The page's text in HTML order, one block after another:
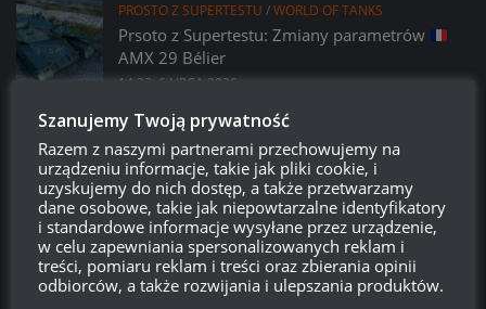
PROSTO Z SUPERTESTU /WORLD OF TANKS
Prsoto z Supertestu: Zmiany parametrów
AMX 29 Bélier
14:23, 6 LIPCA 2026
PROSTO Z SUPERTESTU/WORLD OF TANKS
VK 45.01 (P) – kolejny pojazd z współpracy
z Girls und Panzer?
14:15, 6 LIPCA 2026
LEAK/PATCHE/WORLD OF TANKS
Miesiąc w WoT: Lipiec, czyli co nasz czeka w
najbliższym miesiącu w grze?
Szanujemy Twoją prywatność
Razem z naszymi partnerami przechowujemy na
urządzeniu informacje, takie jak pliki cookie, i
uzyskujemy do nich dostęp, a także przetwarzamy
dane osobowe, takie jak niepowtarzalne identyfikatory
i standardowe informacje wysyłane przez urządzenie,
w celu zapewniania spersonalizowanych reklam i
treści, pomiaru reklam i treści oraz zbierania opinii
odbiorców, a także rozwijania i ulepszania produktów.